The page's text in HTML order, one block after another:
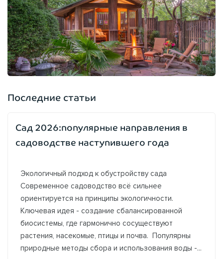
Последние статьи
Сад 2026:популярные направления в
садоводстве наступившего года
Экологичный подход к обустройству сада
Современное садоводство всё сильнее
ориентируется на принципы экологичности.
Ключевая идея - создание сбалансированной
биосистемы, где гармонично сосуществуют
растения, насекомые, птицы и почва. Популярны
природные методы сбора и использования воды -...